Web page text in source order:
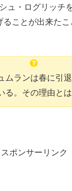
ュ・ログリッチ
ることが出来た
ムランは春に引
る。その理由と
スポンサーリンク